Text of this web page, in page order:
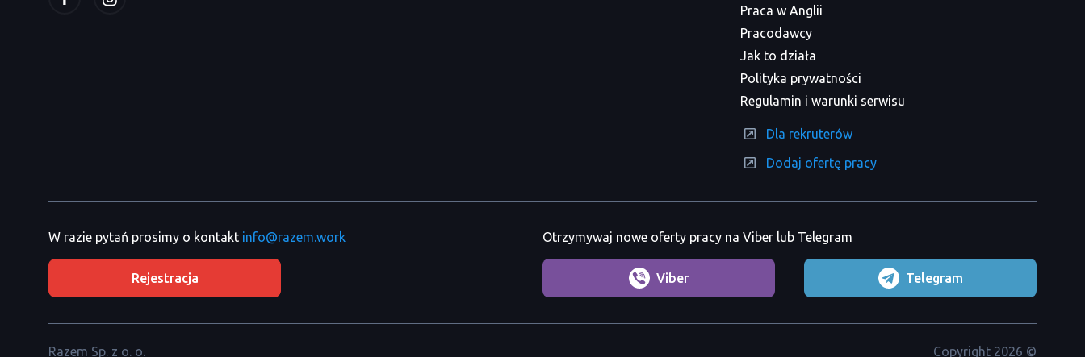
Praca w Anglii
Pracodawcy
Jak to działa
Polityka prywatności
Regulamin i warunki serwisu
Dla rekruterów
Dodaj ofertę pracy
W razie pytań prosimy o kontakt info@razem.work
Rejestracja
Otrzymywaj nowe oferty pracy na Viber lub Telegram
Viber Telegram
Razem Sp. z o. o. Copyright 2026 ©